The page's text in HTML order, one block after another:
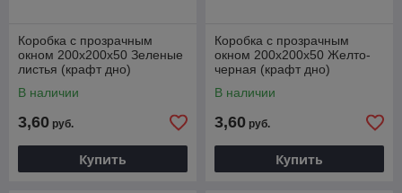
Коробка с прозрачным
окном 200х200х50 Зеленые
листья (крафт дно)
В наличии
3,60 руб.
Купить
Коробка с прозрачным
окном 200х200х50 Желто-
черная (крафт дно)
В наличии
3,60 руб.
Купить